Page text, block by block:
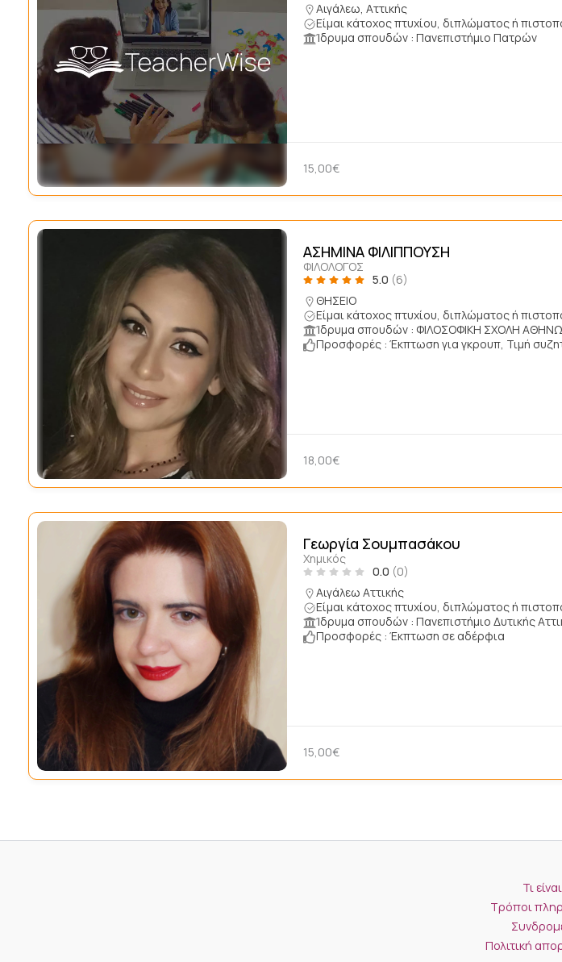
Αιγάλεω, Αττικής
Είμαι κάτοχος πτυχίου, διπλώματος ή
Ίδρυμα σπουδών : Πανεπιστήμιο Πατρών
15,00€
ΑΣΗΜΙΝΑ ΦΙΛΙΠΠΟΥΣΗ
ΦΙΛΟΛΟΓΟΣ
5.0 (6)
ΘΗΣΕΙΟ
Είμαι κάτοχος πτυχίου, διπλώματος ή
Ίδρυμα σπουδών : ΦΙΛΟΣΟΦΙΚΗ ΣΧΟΛΗ
Προσφορές : Έκπτωση για γκρουπ, Τιμή
18,00€
Γεωργία Σουμπασάκου
Χημικός
0.0 (0)
Αιγάλεω Αττικής
Είμαι κάτοχος πτυχίου, διπλώματος ή
Ίδρυμα σπουδών : Πανεπιστήμιο Δυτικής
Προσφορές : Έκπτωση σε αδέρφια
15,00€
Τι είναι
Τρόποι
Πολιτική